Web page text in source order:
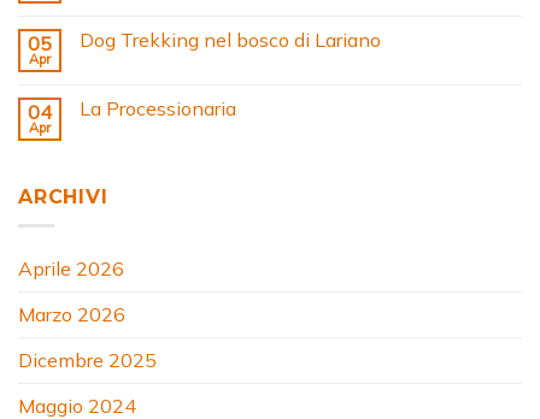
05
Apr
Dog Trekking nel bosco di Lariano
04
Apr
La Processionaria
ARCHIVI
Aprile 2026
Marzo 2026
Dicembre 2025
Maggio 2024